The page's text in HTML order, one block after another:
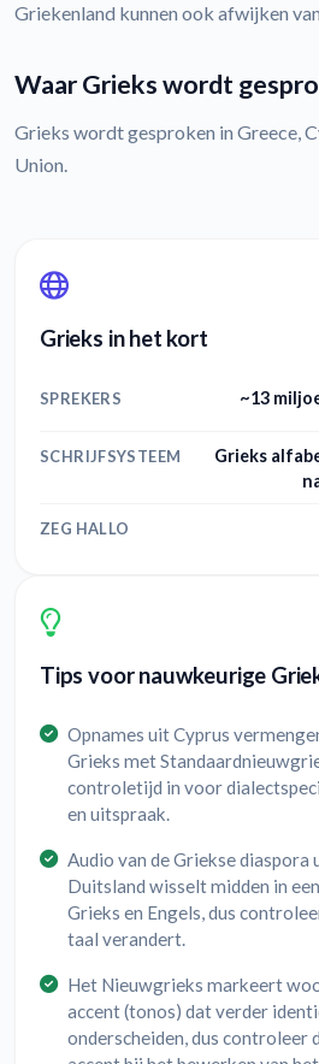
Griekenland kunnen ook afwijken
Waar Grieks wordt
Grieks wordt gesproken in Greece,
Union.
Grieks in het kort
SPREKERS ~13
SCHRIJFSYSTEEM
Grieks
ZEG HALLO
Tips voor nauwkeurige
Opnames uit Cyprus
Grieks met
controletijd in voor
en uitspraak.
Audio van de Griekse diaspora
Duitsland wisselt midden in
Grieks en Engels, dus
taal verandert.
Het Nieuwgrieks markeert
accent (tonos) dat verder
onderscheiden, dus controleer